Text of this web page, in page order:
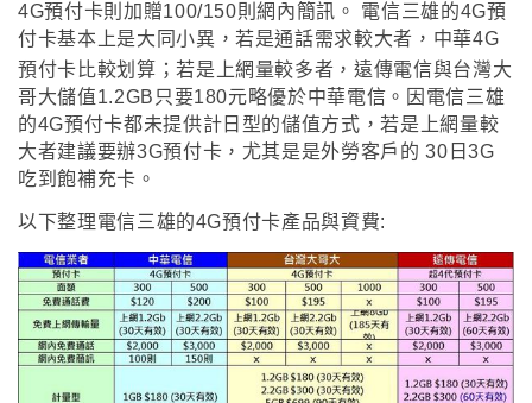
4G預付卡則加贈100/150則網內簡訊 。 電信三雄的4G預
付卡基本上是大同小異 ，若是通話需求較大者，中華4G
預付卡比較划算 ；若是上網量較多者 ，遠傳電信與台灣大
哥大儲值1.2GB只要180元略優於中華電信 。因電信三雄
的4G預付卡都未提供計日型的儲值方式 ，若是上網量較
大者建議要辦3G預付卡 ， 尤其是是外勞客戶的 30日3G
吃到飽補充卡 。
以下整理電信三雄的4G預付卡產品與資費: